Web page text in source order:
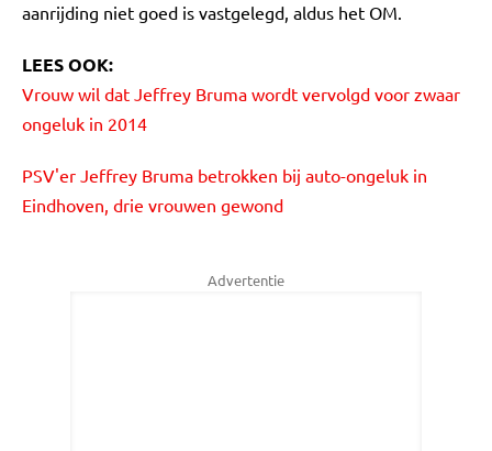
aanrijding niet goed is vastgelegd, aldus het OM.
LEES OOK:
Vrouw wil dat Jeffrey Bruma wordt vervolgd voor zwaar
ongeluk in 2014
PSV'er Jeffrey Bruma betrokken bij auto-ongeluk in
Eindhoven, drie vrouwen gewond
Advertentie